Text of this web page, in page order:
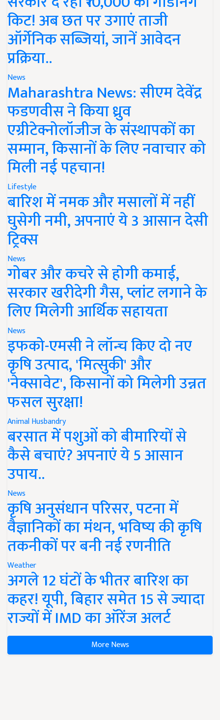
किट! अब छत पर उगाएं ताजी
ऑर्गेनिक सब्जियां, जानें आवेदन
प्रक्रिया..
News
Maharashtra News: सीएम देवेंद्र
फडणवीस ने किया ध्रुव
एग्रीटेक्नोलॉजीज के संस्थापकों का
सम्मान, किसानों के लिए नवाचार को
मिली नई पहचान!
Lifestyle
बारिश में नमक और मसालों में नहीं
घुसेगी नमी, अपनाएं ये 3 आसान देसी
ट्रिक्स
News
गोबर और कचरे से होगी कमाई,
सरकार खरीदेगी गैस, प्लांट लगाने के
लिए मिलेगी आर्थिक सहायता
News
इफको-एमसी ने लॉन्च किए दो नए
कृषि उत्पाद, 'मित्सुकी' और
'नेक्सावेट', किसानों को मिलेगी उन्नत
फसल सुरक्षा!
Animal Husbandry
बरसात में पशुओं को बीमारियों से
कैसे बचाएं? अपनाएं ये 5 आसान
उपाय..
News
कृषि अनुसंधान परिसर, पटना में
वैज्ञानिकों का मंथन, भविष्य की कृषि
तकनीकों पर बनी नई रणनीति
Weather
अगले 12 घंटों के भीतर बारिश का
कहर! यूपी, बिहार समेत 15 से ज्यादा
राज्यों में IMD का ऑरेंज अलर्ट
More News